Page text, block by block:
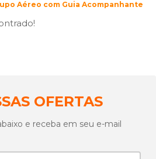
Aéreo com Guia Acompanhante
OFERTAS
e receba em seu e-mail